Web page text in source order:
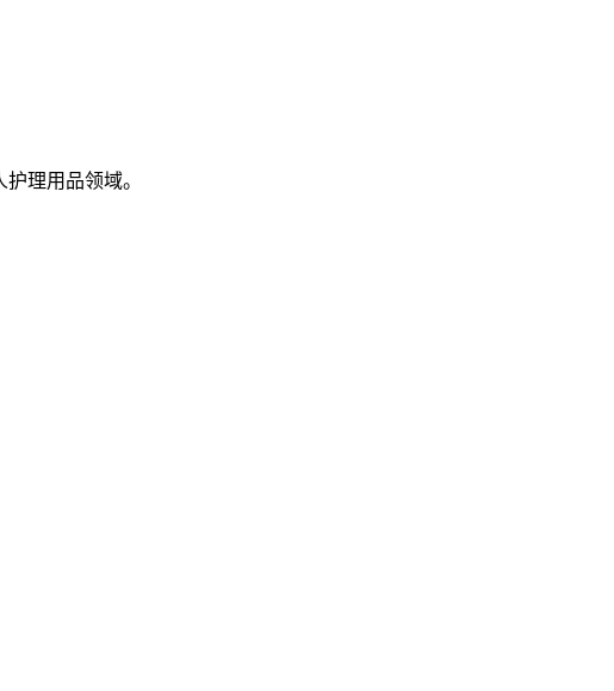
理用品领域。